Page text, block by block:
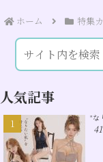
ホーム 特集
人気記事
"な